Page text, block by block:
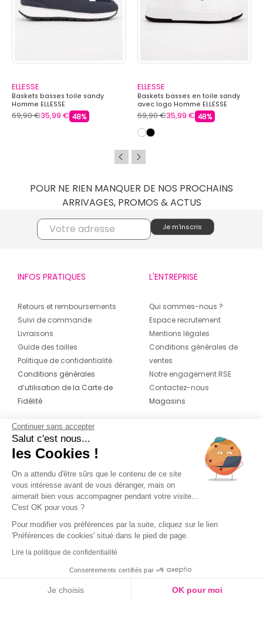
ELLESSE
Baskets basses toile sandy
Homme ELLESSE
69,90 €35,99 € 48%
ELLESSE
Baskets basses en toile sandy
avec logo Homme ELLESSE
69,90 €35,99 € 48%
POUR NE RIEN MANQUER DE NOS PROCHAINS
ARRIVAGES, PROMOS & ACTUS
INFOS PRATIQUES
Retours et remboursements
Suivi de commande
Livraisons
Guide des tailles
Politique de confidentialité
Conditions générales
d’utilisation de la Carte de
Fidélité
L'ENTREPRISE
Qui sommes-nous ?
Espace recrutement
Mentions légales
Conditions générales de
ventes
Notre engagement RSE
Contactez-nous
Magasins
CONTACT
04 42 20 78 42
Du lundi au jeudi de 8h30 à 16h30 & le
vendredi de 8h30 à 15h30
Continuer sans accepter
Salut c'est nous...
les Cookies !
On a attendu d'être sûrs que le contenu de ce site
vous intéresse avant de vous déranger, mais on
aimerait bien vous accompagner pendant votre visite...
C'est OK pour vous ?
Pour modifier vos préférences par la suite, cliquez sur le lien
'Préférences de cookies' situé dans le pied de page.
Lire la politique de confidentialité
Consentements certifiés par
Je choisis OK pour moi